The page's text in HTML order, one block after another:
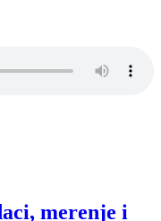
merenje i